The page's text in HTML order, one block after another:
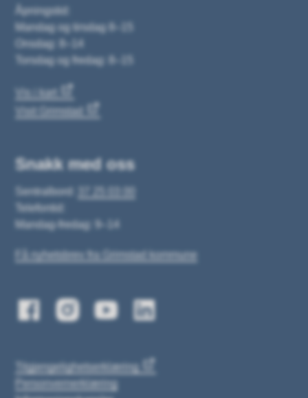
Åpningstid:
Mandag og tirsdag 8–15
Onsdag: 8–14
Torsdag og fredag: 8–15
Vis i kart
Visit Grimstad
Snakk med oss
Sentralbord:
Telefontid:
Mandag-fredag: 9–14
Få nyhetsbrev fra Grimstad kommune
Tilgjengelighetserklæring
Personvernerklæring